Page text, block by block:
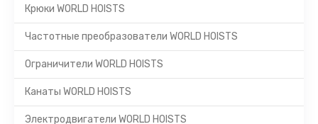
Крюки WORLD HOISTS
Частотные преобразователи WORLD HOISTS
Ограничители WORLD HOISTS
Канаты WORLD HOISTS
Электродвигатели WORLD HOISTS